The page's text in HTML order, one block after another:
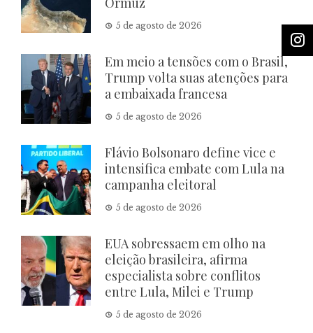
5 de agosto de 2026
Em meio a tensões com o Brasil,
Trump volta suas atenções para
a embaixada francesa
5 de agosto de 2026
Flávio Bolsonaro define vice e
intensifica embate com Lula na
campanha eleitoral
5 de agosto de 2026
EUA sobressaem em olho na
eleição brasileira, afirma
especialista sobre conflitos
entre Lula, Milei e Trump
5 de agosto de 2026